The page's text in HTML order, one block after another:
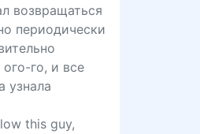
возвращаться
периодически
го, и все
узнала
this guу,